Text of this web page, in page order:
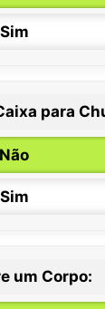
Sim
para
Não
Sim
um Corpo: